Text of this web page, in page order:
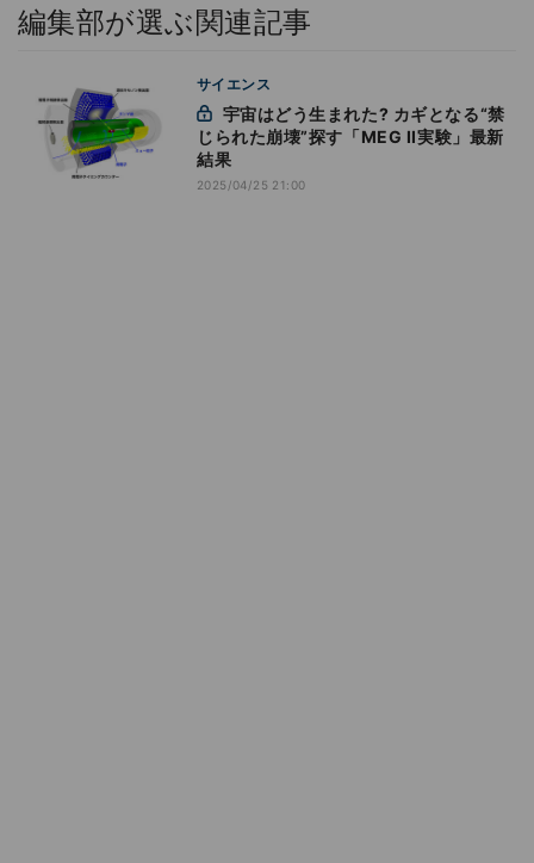
編集部が選ぶ関連記事
サイエンス
じられた崩壊”探す「MEG II実験」最新
結果
2025/04/25 21:00